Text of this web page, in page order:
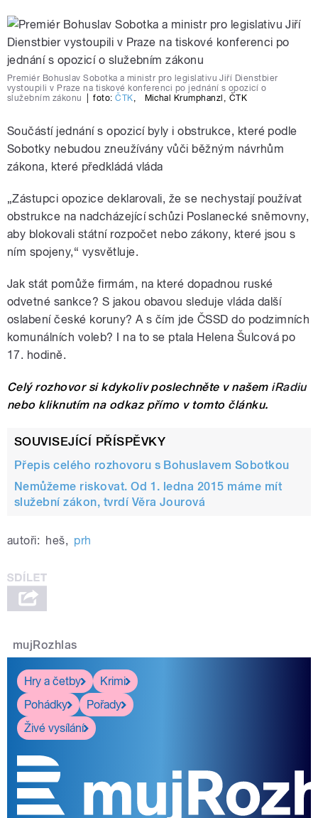
Premiér Bohuslav Sobotka a ministr pro legislativu Jiří Dienstbier
vystoupili v Praze na tiskové konferenci po jednání s opozicí o
služebním zákonu
foto:ČTK Michal Krumphanzl ČTK
Součástí jednání s opozicí byly i obstrukce, které podle
Sobotky nebudou zneužívány vůči běžným návrhům
zákona, které předkládá vláda
„Zástupci opozice deklarovali, že se nechystají používat
obstrukce na nadcházející schůzi Poslanecké sněmovny,
aby blokovali státní rozpočet nebo zákony, které jsou s
ním spojeny,“ vysvětluje.
Jak stát pomůže firmám, na které dopadnou ruské
odvetné sankce? S jakou obavou sleduje vláda další
oslabení české koruny? A s čím jde ČSSD do podzimních
komunálních voleb? I na to se ptala Helena Šulcová po
17. hodině.
Celý rozhovor si kdykoliv poslechněte v našem iRadiu
nebo kliknutím na odkaz přímo v tomto článku.
SOUVISEJÍCÍ PŘÍSPĚVKY
Přepis celého rozhovoru s Bohuslavem Sobotkou
Nemůžeme riskovat. Od 1. ledna 2015 máme mít
služební zákon, tvrdí Věra Jourová
autoři: heš, prh
mujRozhlas
Hry a četby
Krimi
Pohádky
Pořady
Živé vysílání